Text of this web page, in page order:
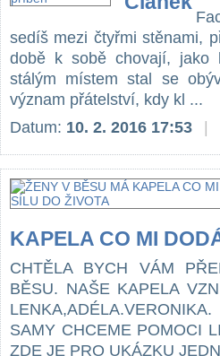
sedíš mezi čtyřmi stěnami,
době k sobě chovají, jako
stálým místem stal se
význam přátelství, kdy kl ...
Datum: 10. 2. 2016 17:53
KAPELA CO MI
CHTĚLA BYCH VÁM
BĚSU. NAŠE KAPELA
SAMY CHCEME POMOCI
ZDE JE PRO UKÁZKU